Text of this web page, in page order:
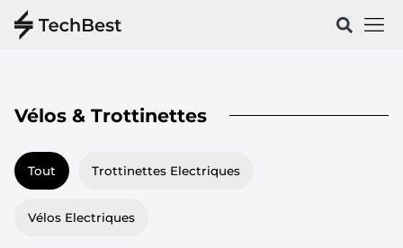
Vélos & Trottinettes
Tout Trottinettes Electriques
Vélos Electriques